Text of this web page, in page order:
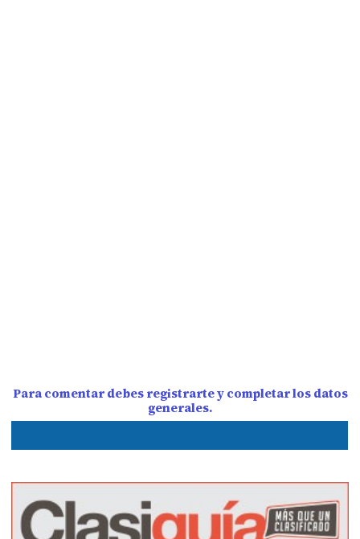
Para comentar debes registrarte y completar los datos
generales.